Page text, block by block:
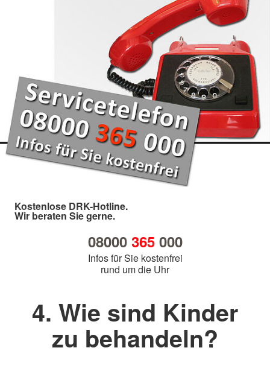
Kostenlose DRK-Hotline.
Wir beraten Sie gerne.
08000 365000
Infos für Sie kostenfrei
rund um die Uhr
4. Wie sind Kinder
zu behandeln?